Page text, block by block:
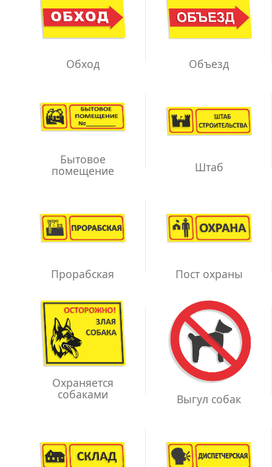
Обход Объезд
Бытовое
помещение Штаб
Прорабская Пост охраны
Охраняется
собаками Выгул собак